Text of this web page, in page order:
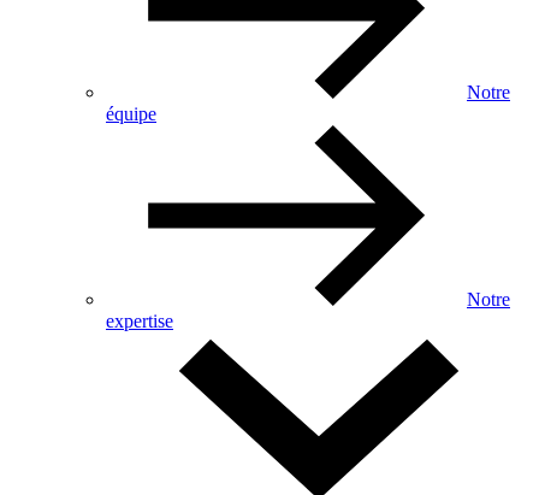
Notre
équipe
Notre
expertise